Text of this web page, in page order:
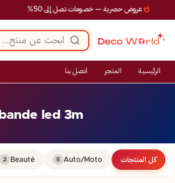
عروض حصرية — خصومات تصل إلى 50%
الرئيسية المتجر اتصل بنا
bande led 3m
كل المنتجات Auto/Moto
5
Beauté
2